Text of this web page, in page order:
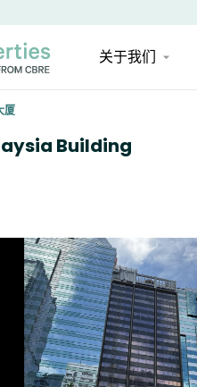
关于我们
厦
Building